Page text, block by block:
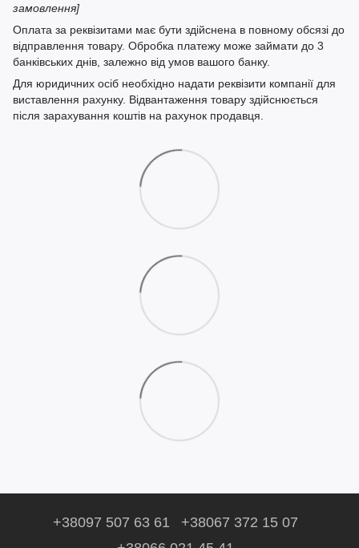
замовлення]
Оплата за реквізитами має бути здійснена в повному обсязі до
відправлення товару. Обробка платежу може займати до 3
банківських днів, залежно від умов вашого банку.
Для юридичних осіб необхідно надати реквізити компанії для
виставлення рахунку. Відвантаження товару здійснюється
після зарахування коштів на рахунок продавця.
+38097 507 63 61
+38067 372 15 07